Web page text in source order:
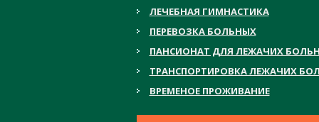
ЛЕЧЕБНАЯ ГИМНАСТИКА
ПЕРЕВОЗКА БОЛЬНЫХ
ПАНСИОНАТ ДЛЯ ЛЕЖАЧИХ
ТРАНСПОРТИРОВКА ЛЕЖАЧИХ
ВРЕМЕНОЕ ПРОЖИВАНИЕ